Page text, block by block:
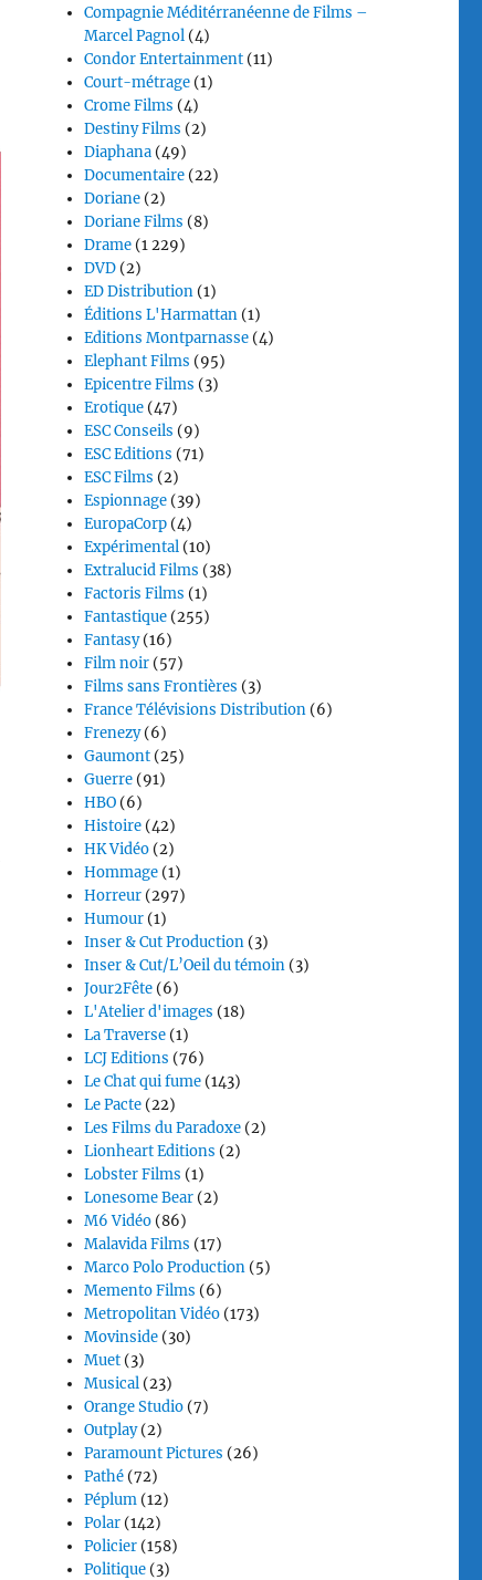
Compagnie Méditérranéenne de Films –
Marcel Pagnol (4)
Condor Entertainment (11)
Court-métrage (1)
Crome Films (4)
Destiny Films (2)
Diaphana (49)
Documentaire (22)
Doriane (2)
Doriane Films (8)
Drame (1 229)
DVD (2)
ED Distribution (1)
Éditions L'Harmattan (1)
Editions Montparnasse (4)
Elephant Films (95)
Epicentre Films (3)
Erotique (47)
ESC Conseils (9)
ESC Editions (71)
ESC Films (2)
Espionnage (39)
EuropaCorp (4)
Expérimental (10)
Extralucid Films (38)
Factoris Films (1)
Fantastique (255)
Fantasy(16)
Film noir (57)
Films sans Frontières (3)
France Télévisions Distribution (6)
Frenezy(6)
Gaumont (25)
Guerre (91)
HBO (6)
Histoire (42)
HK Vidéo (2)
Hommage (1)
Horreur (297)
Humour (1)
Inser & Cut Production (3)
Inser & Cut/L’Oeil du témoin (3)
Jour2Fête (6)
L'Atelier d'images (18)
La Traverse (1)
LCJ Editions (76)
Le Chat qui fume (143)
Le Pacte (22)
Les Films du Paradoxe (2)
Lionheart Editions (2)
Lobster Films (1)
Lonesome Bear (2)
M6 Vidéo (86)
Malavida Films (17)
Marco Polo Production (5)
Memento Films (6)
Metropolitan Vidéo (173)
Movinside (30)
Muet (3)
Musical (23)
Orange Studio (7)
Outplay(2)
Paramount Pictures (26)
Pathé (72)
Péplum (12)
Polar (142)
Policier (158)
Politique (3)